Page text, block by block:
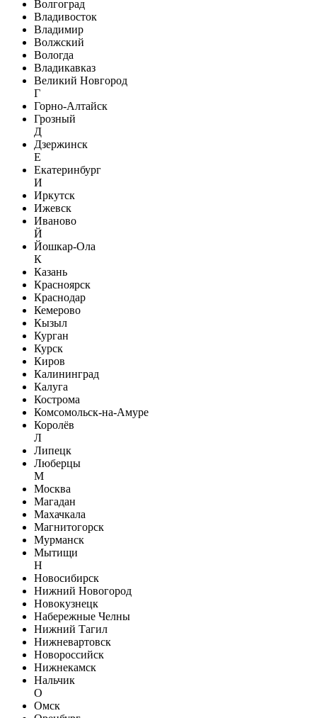
Волгоград
Владивосток
Владимир
Волжский
Вологда
Владикавказ
Великий Новгород
Г
Горно-Алтайск
Грозный
Д
Дзержинск
Е
Екатеринбург
И
Иркутск
Ижевск
Иваново
Й
Йошкар-Ола
К
Казань
Красноярск
Краснодар
Кемерово
Кызыл
Курган
Курск
Киров
Калининград
Калуга
Кострома
Комсомольск-на-Амуре
Королёв
Л
Липецк
Люберцы
М
Москва
Магадан
Махачкала
Магнитогорск
Мурманск
Мытищи
Н
Новосибирск
Нижний Новогород
Новокузнецк
Набережные Челны
Нижний Тагил
Нижневартовск
Новороссийск
Нижнекамск
Нальчик
О
Омск